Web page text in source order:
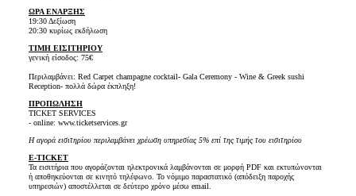
ΩΡΑ ΕΝΑΡΞΗΣ
19:30 Δεξίωση
20:30 κυρίως εκδήλωση
ΤΙΜΗ ΕΙΣΙΤΗΡΙΟΥ
γενική είσοδος: 75€
Περιλαμβάνει: Red Carpet champagne cocktail- Gala Ceremony - Wine & Greek sushi
Reception- πολλά δώρα έκπληξη!
ΠΡΟΠΩΛΗΣΗ
TICKET SERVICES
- online: www.ticketservices.gr
Η αγορά εισιτηρίου περιλαμβάνει χρέωση υπηρεσίας 5% επί της τιμής του εισιτηρίου
E-TICKET
Τα εισιτήρια που αγοράζονται ηλεκτρονικά λαμβάνονται σε μορφή PDF και εκτυπώνονται
ή αποθηκεύονται σε κινητό τηλέφωνο. Το νόμιμο παραστατικό (απόδειξη παροχής
υπηρεσιών) αποστέλλεται σε δεύτερο χρόνο μέσω email.